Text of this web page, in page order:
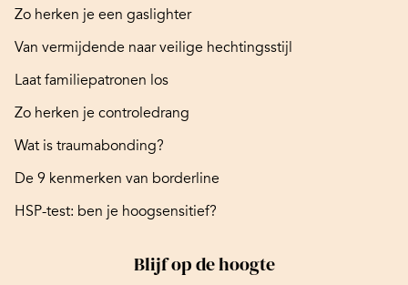
Zo herken je een gaslighter
Van vermijdende naar veilige hechtingsstijl
Laat familiepatronen los
Zo herken je controledrang
Wat is traumabonding?
De 9 kenmerken van borderline
HSP-test: ben je hoogsensitief?
Blijf op de hoogte